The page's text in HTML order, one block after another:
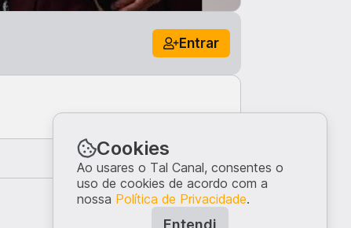
Entrar
Comentar
Top
Cookies
Ao usares o Tal Canal, consentes o
uso de cookies de acordo com a
nossa Política de Privacidade.
Entendi